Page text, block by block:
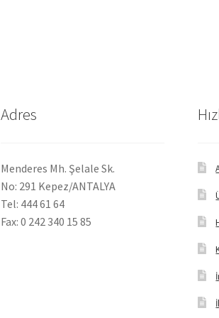
Adres
Menderes Mh. Şelale Sk.
No: 291 Kepez/ANTALYA
Tel: 444 61 64
Fax: 0 242 340 15 85